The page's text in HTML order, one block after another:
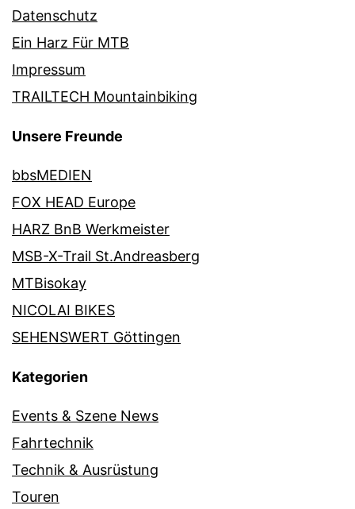
Datenschutz
Ein Harz Für MTB
Impressum
TRAILTECH Mountainbiking
Unsere Freunde
bbsMEDIEN
FOX HEAD Europe
HARZ BnB Werkmeister
MSB-X-Trail St.Andreasberg
MTBisokay
NICOLAI BIKES
SEHENSWERT Göttingen
Kategorien
Events & Szene News
Fahrtechnik
Technik & Ausrüstung
Touren